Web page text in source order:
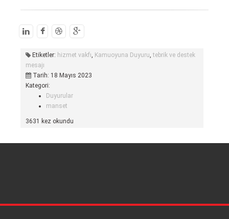
Etiketler: hizmet vakfı, Kamuoyuna Duyuru, tebrik ve destek
mesajı
Tarih: 18 Mayıs 2023
Kategori:
Duyurular
manset
3631 kez okundu